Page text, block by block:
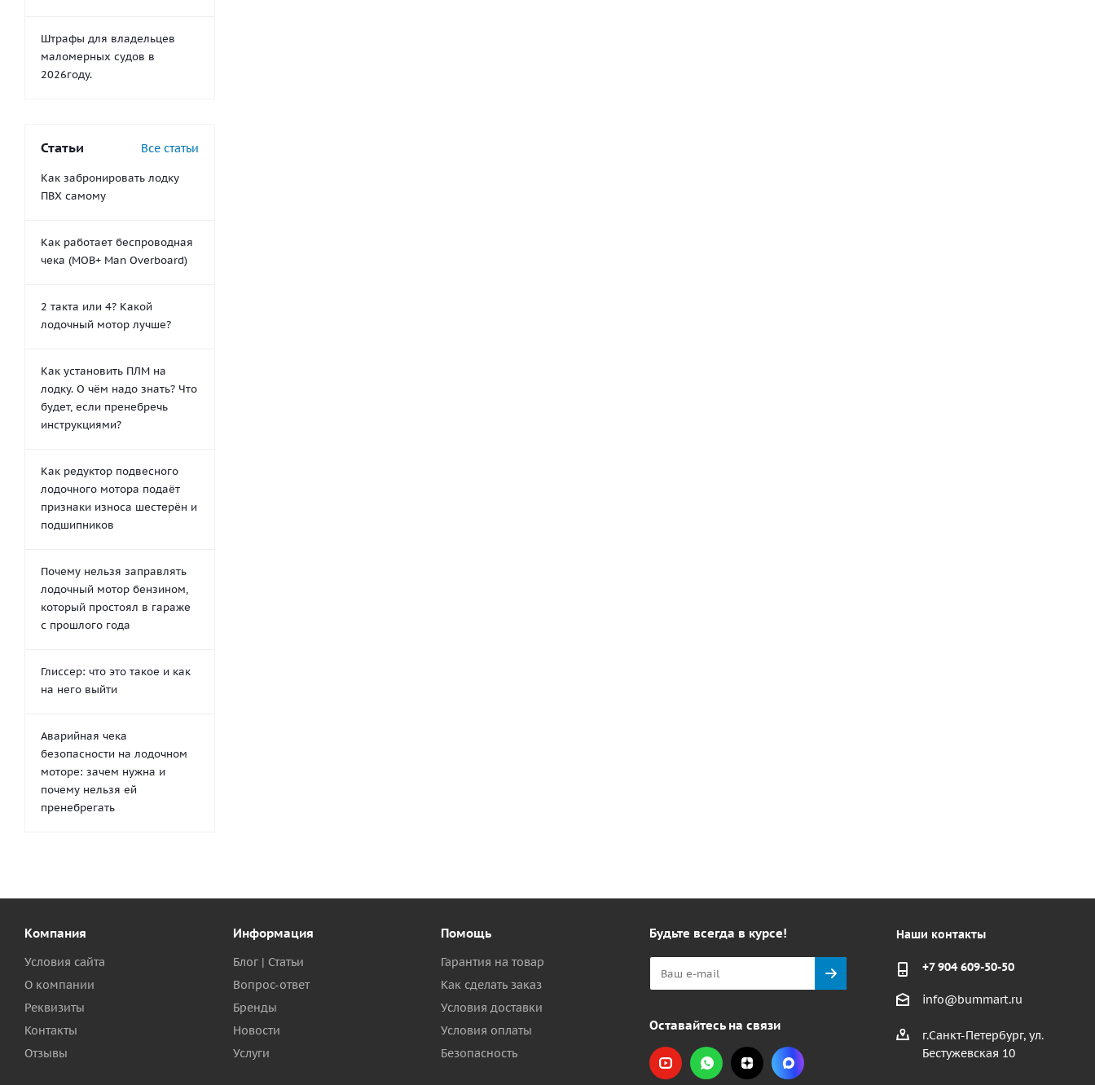
Штрафы для владельцев
маломерных судов в
2026году.
Статьи Все статьи
Как забронировать лодку
ПВХ самому
Как работает беспроводная
чека (MOB+ Man Overboard)
2 такта или 4? Какой
лодочный мотор лучше?
Как установить ПЛМ на
лодку. О чём надо знать? Что
будет, если пренебречь
инструкциями?
Как редуктор подвесного
лодочного мотора подаёт
признаки износа шестерён и
подшипников
Почему нельзя заправлять
лодочный мотор бензином,
который простоял в гараже
с прошлого года
Глиссер: что это такое и как
на него выйти
Аварийная чека
безопасности на лодочном
моторе: зачем нужна и
почему нельзя ей
пренебрегать
Компания
Условия сайта
О компании
Реквизиты
Контакты
Отзывы
Информация
Блог | Статьи
Вопрос-ответ
Бренды
Новости
Услуги
Помощь
Гарантия на товар
Как сделать заказ
Условия доставки
Условия оплаты
Безопасность
Будьте всегда в курсе!
Оставайтесь на связи
Наши контакты
+7 904 609-50-50
info@bummart.ru
г.Санкт-Петербург, ул.
Бестужевская 10